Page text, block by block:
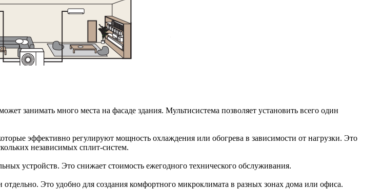
занимать много места на фасаде здания. Мультисистема позволяет установить всего один
эффективно регулируют мощность охлаждения или обогрева в зависимости от нагрузки. Это
независимых сплит-систем.
устройств. Это снижает стоимость ежегодного технического обслуживания.
Это удобно для создания комфортного микроклимата в разных зонах дома или офиса.